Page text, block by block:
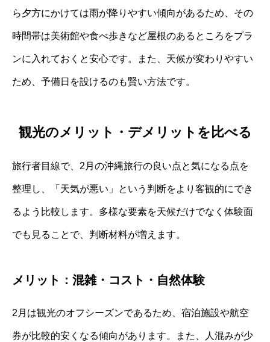
ら夕方にかけては雨が降りやすい傾向があるため、その
時間帯は美術館や食べ歩きなど屋根のあるところをプラ
ンに入れておくと安心です。また、天候が変わりやすい
ため、予備日を設けるのも賢い方法です。
観光のメリット・デメリットを比べる
旅行者目線で、2月の沖縄旅行の良い点と気になる点を
整理し、「天気が悪い」という判断をより客観的にでき
るよう比較します。多様な要素を天候だけでなく体験面
でも見ることで、判断材料が増えます。
メリット：混雑・コスト・自然体験
2月は観光のオフシーズンであるため、宿泊施設や航空
券が比較的安くなる傾向があります。また、人混みが少